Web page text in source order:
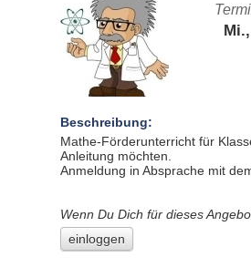
Beschreibung:
Mathe-Förderunterricht für
Anleitung möchten.
Anmeldung in Absprache mit
Wenn Du Dich für dieses
einloggen